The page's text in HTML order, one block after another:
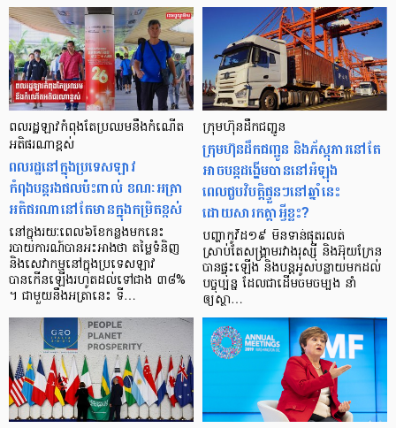
ពលរដ្ឋឡាវកំពុងតែប្រឈមនឹងកំណើត
អតិផរណាខ្ពស់
ពលរដ្ឋនៅក្នុងប្រទេសឡាវ
កំពុងបន្ដរងផលប៉ះពាល់ ខណៈអត្រា
អតិផរណានៅតែមានក្នុងកម្រិតខ្ពស់
នៅក្នុងរយៈពេល៦ខែកន្លងមកនេះ
របាយការណ៍បានអះអាងថា តម្លៃទំនិញ
និងសេវាកម្មនៅក្នុងប្រទេសឡាវ
បានកើនឡើងរហូតដល់ទៅជាង ៣៨%
។ ជាមួយនឹងអត្រានេះ ទី…
ក្រុមហ៊ុនដឹកជញ្ជូន
ក្រុមហ៊ុនដឹកជញ្ជូន និងភ័ស្ដុភារនៅតែ
អាចបន្ដដង្ហើមបាននៅអំឡុង
ពេលជួបវិបត្តិផ្ទួនៗនៅឆ្នាំនេះ
ដោយសារកត្តាអ្វីខ្លះ?
បញ្ហាកូវីដ១៩ មិនទាន់ផុតរលត់
ស្រាប់តែសង្រ្គាមរវាងរុស្ស៊ី និងអ៊ុយក្រែន
បានផ្ទុះឡើង និងបន្ដអូសបន្លាយមកដល់
បច្ចុប្បន្ន ដែលជាដើមចមចម្បង នាំ
ឲ្យស្ថា…